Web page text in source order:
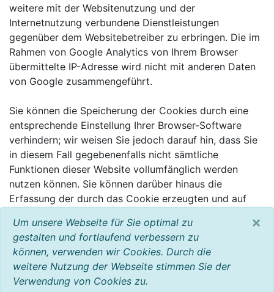
weitere mit der Websitenutzung und der
Internetnutzung verbundene Dienstleistungen
gegenüber dem Websitebetreiber zu erbringen. Die im
Rahmen von Google Analytics von Ihrem Browser
übermittelte IP-Adresse wird nicht mit anderen Daten
von Google zusammengeführt.
Sie können die Speicherung der Cookies durch eine
entsprechende Einstellung Ihrer Browser-Software
verhindern; wir weisen Sie jedoch darauf hin, dass Sie
in diesem Fall gegebenenfalls nicht sämtliche
Funktionen dieser Website vollumfänglich werden
nutzen können. Sie können darüber hinaus die
Erfassung der durch das Cookie erzeugten und auf
IP-Adresse) an Google sowie die Verarbeitung dieser
Daten durch Google verhindern, indem sie das unter
dem folgenden Link verfügbare Browser-Plugin
herunterladen und installieren:
http://tools.google.com/dlpage/gaoptout?hl=de.
Um unsere Webseite für Sie optimal zu
gestalten und fortlaufend verbessern zu
können, verwenden wir Cookies. Durch die
weitere Nutzung der Webseite stimmen Sie der
Verwendung von Cookies zu.
×